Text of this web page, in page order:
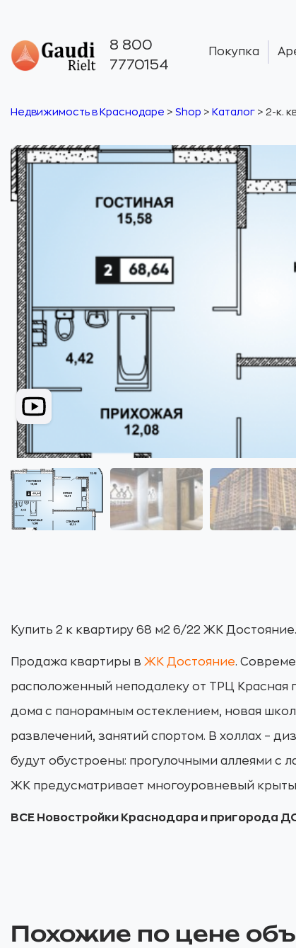
8 800
7770154
Покупка
Недвижимость в Краснодаре > Shop > Каталог > 2-к.
Купить 2 к квартиру 68 м2 6/22 ЖК Достояние.
Продажа квартиры в ЖК Достояние.
расположенный неподалеку от ТРЦ
дома с панорамным остеклением, новая
развлечений, занятий спортом. В холлах –
будут обустроены: прогулочными аллеями
ЖК предусматривает многоуровневый
ВСЕ Новостройки Краснодара и пригорода
Похожие по цене